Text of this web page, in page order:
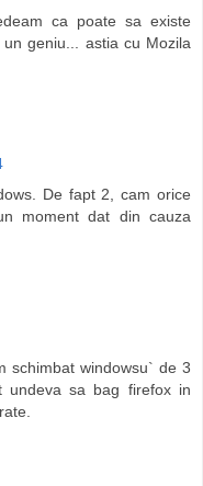
ca poate sa existe
geniu... astia cu Mozila
De fapt 2, cam orice
moment dat din cauza
schimbat windowsu` de 3
sa bag firefox in